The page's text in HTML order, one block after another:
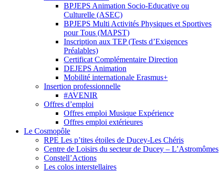
BPJEPS Animation Socio-Educative ou
Culturelle (ASEC)
BPJEPS Multi Activités Physiques et Sportives
pour Tous (MAPST)
Inscription aux TEP (Tests d’Exigences
Préalables)
Certificat Complémentaire Direction
DEJEPS Animation
Mobilité internationale Erasmus+
Insertion professionnelle
#AVENIR
Offres d’emploi
Offres emploi Musique Expérience
Offres emploi extérieures
Le Cosmopôle
RPE Les p’tites étoiles de Ducey-Les Chéris
Centre de Loisirs du secteur de Ducey – L’Astromômes
Constell’Actions
Les colos interstellaires